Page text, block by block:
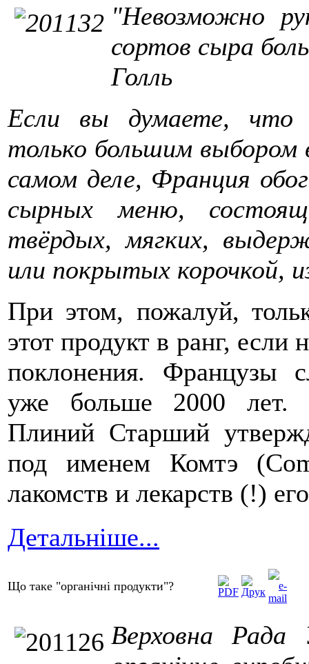
"Невозможно
сортов сыра
Голль
Если вы думаете, что
только большим выбором
самом деле, Франция
сырных меню,
твёрдых, мягких,
или покрытых корочкой,
При этом, пожалуй,
этот продукт в ранг, если
поклонения. Французы
уже больше 2000 лет.
Плиний Старший
под именем Комтэ
лакомств и лекарств (!)
Детальніше...
Що таке "органічні продукти"?
Верховна Рада